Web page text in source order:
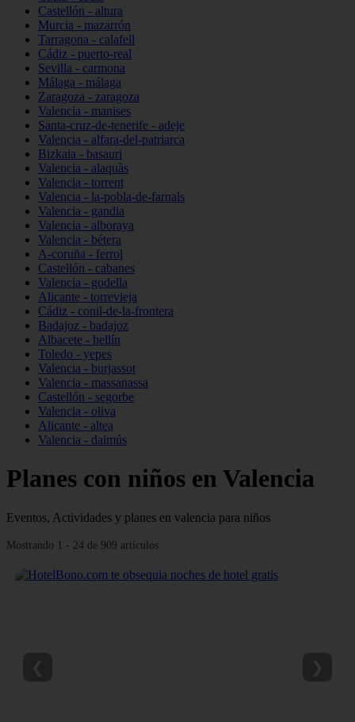
Castellón - altura
Murcia - mazarrón
Tarragona - calafell
Cádiz - puerto-real
Sevilla - carmona
Málaga - málaga
Zaragoza - zaragoza
Valencia - manises
Santa-cruz-de-tenerife - adeje
Valencia - alfara-del-patriarca
Bizkaia - basauri
Valencia - alaquàs
Valencia - torrent
Valencia - la-pobla-de-farnals
Valencia - gandia
Valencia - alboraya
Valencia - bétera
A-coruña - ferrol
Castellón - cabanes
Valencia - godella
Alicante - torrevieja
Cádiz - conil-de-la-frontera
Badajoz - badajoz
Albacete - hellín
Toledo - yepes
Valencia - burjassot
Valencia - massanassa
Castellón - segorbe
Valencia - oliva
Alicante - altea
Valencia - daimús
Planes con niños en Valencia
Eventos, Actividades y planes en valencia para niños
Mostrando 1 - 24 de 909 artículos